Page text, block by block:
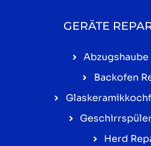
GERÄTE
Backofen
Herd